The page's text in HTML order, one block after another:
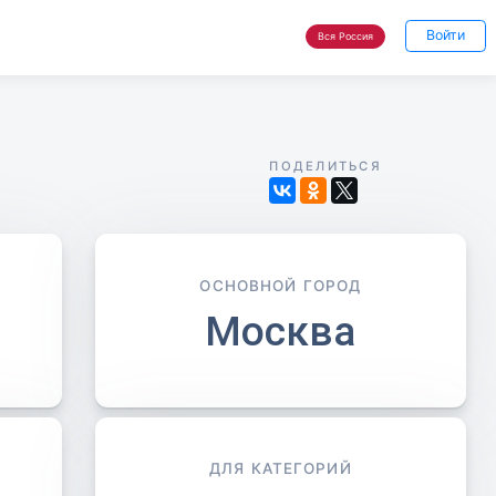
Вся Россия Войти
ПОДЕЛИТЬСЯ
ОСНОВНОЙ ГОРОД
Москва
ДЛЯ КАТЕГОРИЙ